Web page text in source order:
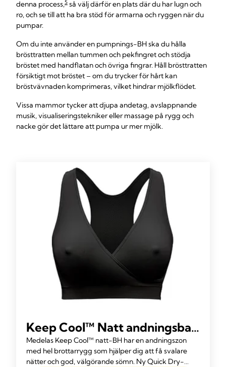
denna process,5 så välj därför en plats där du har lugn och
ro, och se till att ha bra stöd för armarna och ryggen när du
pumpar.
Om du inte använder en pumpnings-BH ska du hålla
brösttratten mellan tummen och pekfingret och stödja
bröstet med handflatan och övriga fingrar. Håll brösttratten
försiktigt mot bröstet – om du trycker för hårt kan
bröstvävnaden komprimeras, vilket hindrar mjölkflödet.
Vissa mammor tycker att djupa andetag, avslappnande
musik, visualiseringstekniker eller massage på rygg och
nacke gör det lättare att pumpa ur mer mjölk.
Keep Cool™ Natt andningsbar
graviditets- och amnings-BH
Medelas Keep Cool™ natt-BH har en andningszon
med hel brottarrygg som hjälper dig att få svalare
nätter och god, välgörande sömn. Ny Quick Dry-